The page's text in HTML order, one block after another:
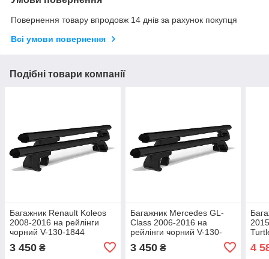
Повернення товару впродовж 14 днів за рахунок покупця
Всі умови повернення
Подібні товари компанії
Багажник Renault Koleos
2008-2016 на рейлінги
чорний V-130-1844
3 450 ₴
Багажник Mercedes GL-
Class 2006-2016 на
рейлінги чорний V-130-
3 450₴ 4